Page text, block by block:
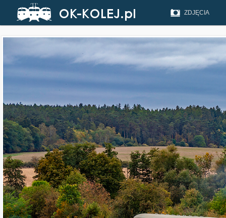
ZDJĘCIA